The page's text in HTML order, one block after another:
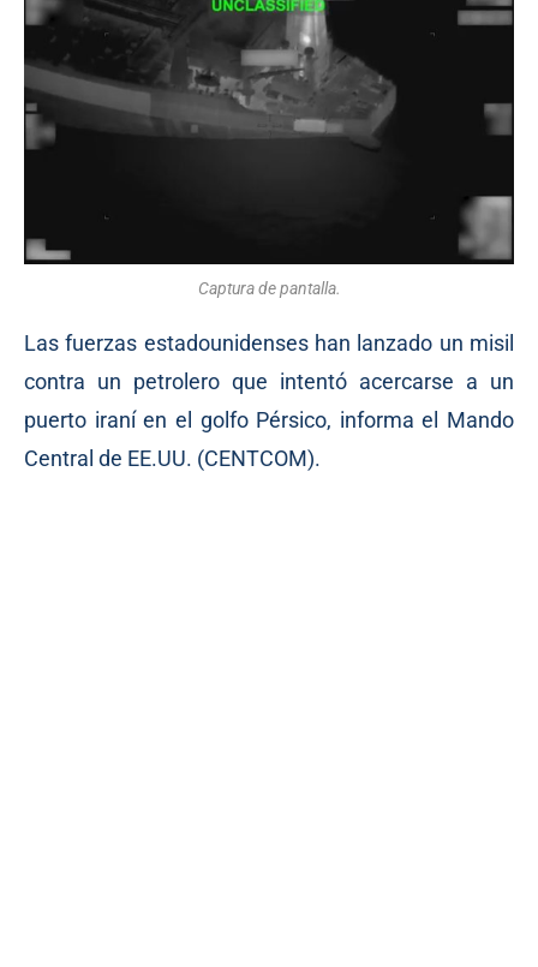
Captura de pantalla.
Las fuerzas estadounidenses han lanzado un misil
contra un petrolero que intentó acercarse a un
puerto iraní en el golfo Pérsico, informa el Mando
Central de EE.UU. (CENTCOM).